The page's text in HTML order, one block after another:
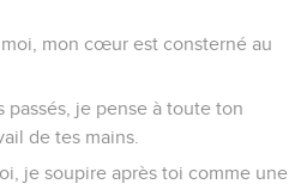
mon cœur est consterné au
passés, je pense à toute ton
de tes mains.
je soupire après toi comme une